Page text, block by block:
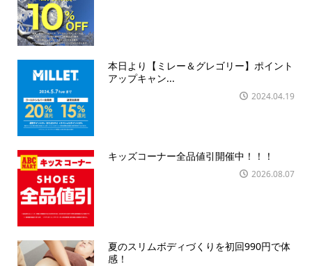
本日より【ミレー＆グレゴリー】ポイント
アップキャン...
2024.04.19
キッズコーナー全品値引開催中！！！
2026.08.07
夏のスリムボディづくりを初回990円で体
感！